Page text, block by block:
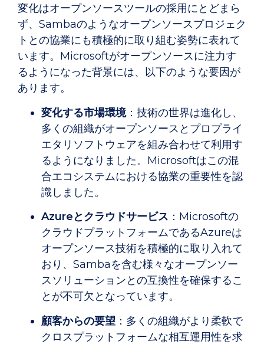
変化はオープンソースツールの採用にとどまら
ず、Sambaのようなオープンソースプロジェク
トとの協業にも積極的に取り組む姿勢に表れて
います。Microsoftがオープンソースに注力す
るようになった背景には、以下のような要因が
あります。
変化する市場環境：技術の世界は進化し、
多くの組織がオープンソースとプロプライ
エタリソフトウェアを組み合わせて利用す
るようになりました。Microsoftはこの混
合エコシステムにおける協業の重要性を認
識しました。
Azureとクラウドサービス ：Microsoftの
クラウドプラットフォームであるAzureは
オープンソース技術を積極的に取り入れて
おり、Sambaを含む様々なオープンソー
スソリューションとの互換性を確保するこ
とが不可欠となっています。
顧客からの要望 ：多くの組織がより柔軟で
クロスプラットフォームな相互運用性を求